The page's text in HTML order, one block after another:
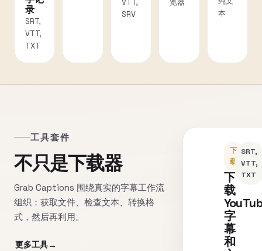
录
SRT,
VTT,
TXT
VTT,
SRV
览器
本
工具套件
不只是下载器
Grab Captions 围绕真实的字幕工作流
组织：获取文件、检查文本、转换格
式，然后再利用。
更多工具
下
载
下
载
字
幕
和
SRT,
VTT,
TXT